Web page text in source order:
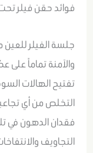
فوائد حقن فيلر
جلسة الفيلر
والآمنة تماماً
تفتيح الهالات
التخلص من أي
فقدان الدهون في
التجاويف